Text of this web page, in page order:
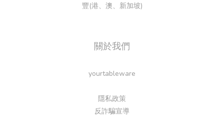
豐(港、澳、新加坡)
關於我們
yourtableware
隱私政策
反詐騙宣導